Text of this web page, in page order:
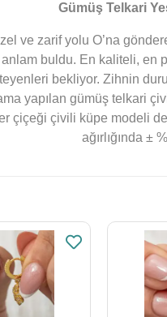
Gümüş Telkari
ve zarif yolu O’na
buldu. En kaliteli, en
bekliyor. Zihnin
yapılan gümüş telkari
çiçeği çivili küpe modeli
ağırlığında ±